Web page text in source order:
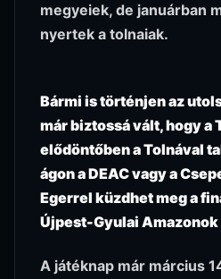
megyeiek, de januárban
nyertek a tolnaiak.
Bármi is történjen az
már biztossá vált, hogy a
elődöntőben a Tolnával
ágon a DEAC vagy a
Egerrel küzdhet meg a
Újpest-Gyulai
A játéknap már március